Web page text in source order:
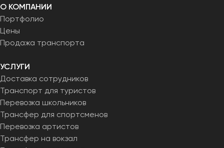
О КОМПАНИИ
Портфолио
Цены
Продажа транспорта
УСЛУГИ
Доставка сотрудников
Транспорт для туристов
Перевозка школьников
Трансфер для спортсменов
Перевозка артистов
Трансфер на вокзал